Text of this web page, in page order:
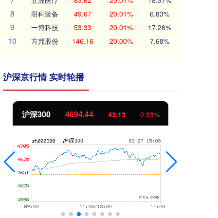
8 耐科装备 49.67 20.01% 6.83%
9 一博科技 53.33 20.01% 17.26%
10 方邦股份 146.16 20.00% 7.68%
沪深京行情 实时轮播
沪深300 4694.44 43.13 0.93%